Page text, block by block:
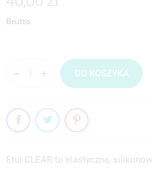
Brutto
DO KOSZYKA
Etui CLEAR to elastyczna,